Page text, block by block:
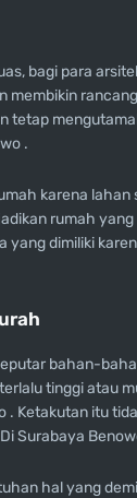
bagi para
membikin
tetap
.
karena
rumah
yang dimiliki
bahan-
tinggi atau
Ketakutan itu
Surabaya
hal yang